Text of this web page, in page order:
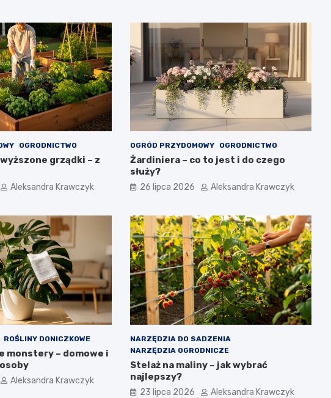
OGRODNICTWO
grządki – z
Aleksandra Krawczyk
OGRÓD PRZYDOMOWY OGRODNICTWO
Żardiniera – co to jest i do czego
służy?
26 lipca 2026 Aleksandra Krawczyk
ROŚLINY DONICZKOWE
monstery – domowe i
Aleksandra Krawczyk
NARZĘDZIA DO SADZENIA
NARZĘDZIA OGRODNICZE
Stelaż na maliny – jak wybrać
najlepszy?
23 lipca 2026 Aleksandra Krawczyk